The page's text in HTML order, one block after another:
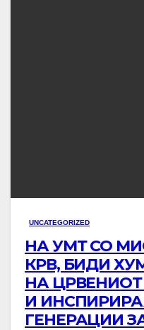
UNCATEGORIZED
НА УМТ СО
КРВ, БИДИ
НА
И
ГЕНЕРАЦИИ